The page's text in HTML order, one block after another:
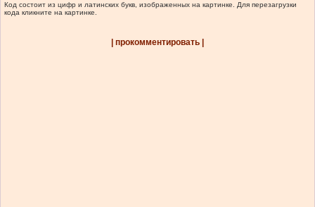
Код состоит из цифр и латинских букв, изображенных на картинке. Для перезагрузки
кода кликните на картинке.
| прокомментировать |